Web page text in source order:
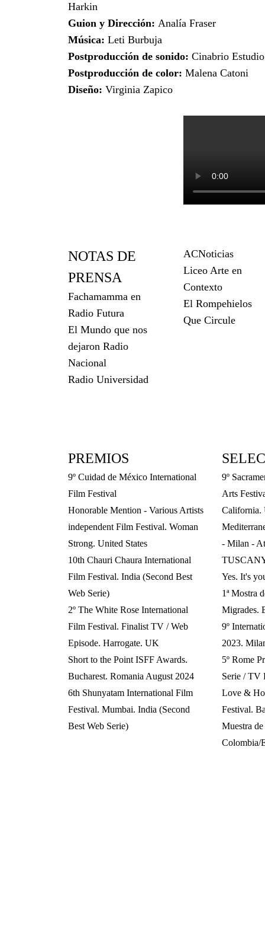
Harkin
Guion y Dirección: Analía Fraser
Música: Leti Burbuja
Postproducción de sonido: Cinabrio Estudio
Postproducción de color: Malena Catoni
Diseño: Virginia Zapico
NOTAS DE
PRENSA
Fachamamma en
Radio Futura
El Mundo que nos
dejaron Radio
Nacional
Radio Universidad
ACNoticias
Liceo Arte en
Contexto
El Rompehielos
Que Circule
PREMIOS
9º Cuidad de México International
Film Festival
Honorable Mention - Various Artists
independent Film Festival. Woman
Strong. United States
10th Chauri Chaura International
Film Festival. India (Second Best
Web Serie)
2º The White Rose International
Film Festival. Finalist TV / Web
Episode. Harrogate. UK
Short to the Point ISFF Awards.
Bucharest. Romania August 2024
6th Shunyatam International Film
Festival. Mumbai. India (Second
Best Web Serie)
9º
Arts
California.
- Milan -
Yes. It's
1ª Mostra
Migrades.
9º
2023.
5º Rome
Serie / TV
Love &
Festival.
Muestra
Colombia/